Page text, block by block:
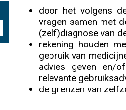
door het volgens
vragen samen met
(zelf)diagnose van
rekening houden
gebruik van
advies geven en/
relevante
de grenzen van